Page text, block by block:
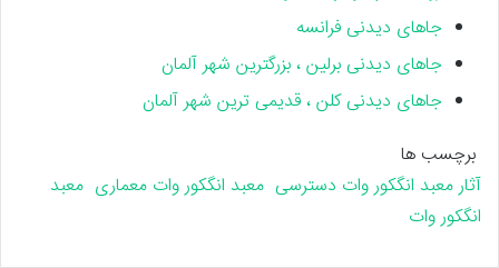
جاهای دیدنی فرانسه
جاهای دیدنی برلین ، بزرگترین شهر آلمان
جاهای دیدنی کلن ، قدیمی ترین شهر آلمان
برچسب ها
آثار معبد انگکور وات دسترسی معبد انگکور وات معماری معبد
انگکور وات